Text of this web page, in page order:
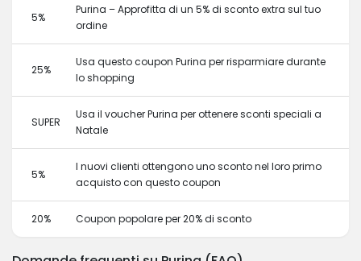
5%
Purina – Approfitta di un 5% di sconto extra sul tuo
ordine
25%
Usa questo coupon Purina per risparmiare durante
lo shopping
SUPER
Usa il voucher Purina per ottenere sconti speciali a
Natale
5%
I nuovi clienti ottengono uno sconto nel loro primo
acquisto con questo coupon
20% Coupon popolare per 20% di sconto